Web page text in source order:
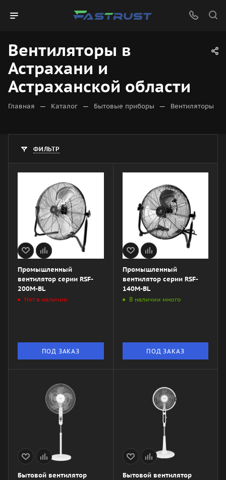
Вентиляторы в
Астрахани и
Астраханской области
Главная — Каталог — Бытовые приборы — Вентиляторы
ФИЛЬТР
Промышленный
вентилятор серии RSF-
200M-BL
Нет в наличии
ПОД ЗАКАЗ
Промышленный
вентилятор серии RSF-
140M-BL
В наличии много
ПОД ЗАКАЗ
Бытовой вентилятор
Бытовой вентилятор